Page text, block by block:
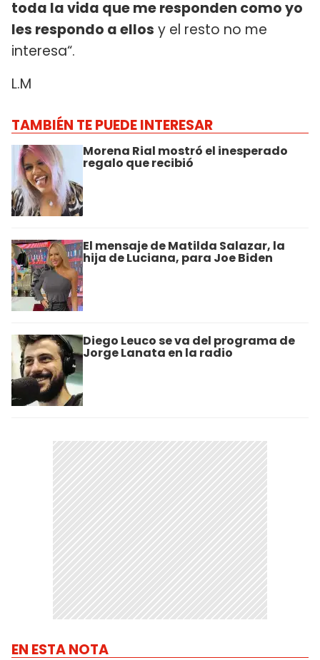
toda la vida que me responden como yo
les respondo a ellos y el resto no me
interesa“.
L.M
TAMBIÉN TE PUEDE INTERESAR
Morena Rial mostró el inesperado
regalo que recibió
El mensaje de Matilda Salazar, la
hija de Luciana, para Joe Biden
Diego Leuco se va del programa de
Jorge Lanata en la radio
EN ESTA NOTA